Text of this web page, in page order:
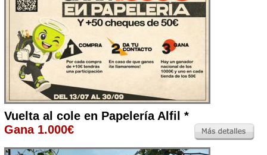
Vuelta al cole en Papelería Alfil *
Gana 1.000€